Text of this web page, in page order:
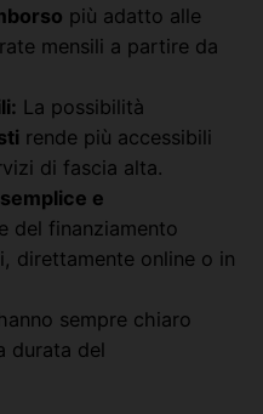
più adatto alle
mensili a partire da
La possibilità
rende più accessibili
di fascia alta.
e
del finanziamento
direttamente online o in
sempre chiaro
durata del